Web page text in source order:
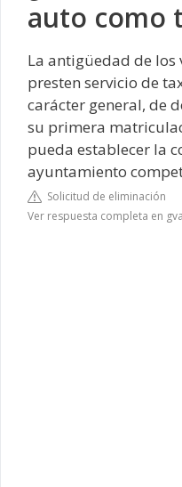
auto como
La antigüedad de
presten servicio de
carácter general, de
su primera
pueda establecer la
ayuntamiento
Solicitud de eliminación
Ver respuesta completa en